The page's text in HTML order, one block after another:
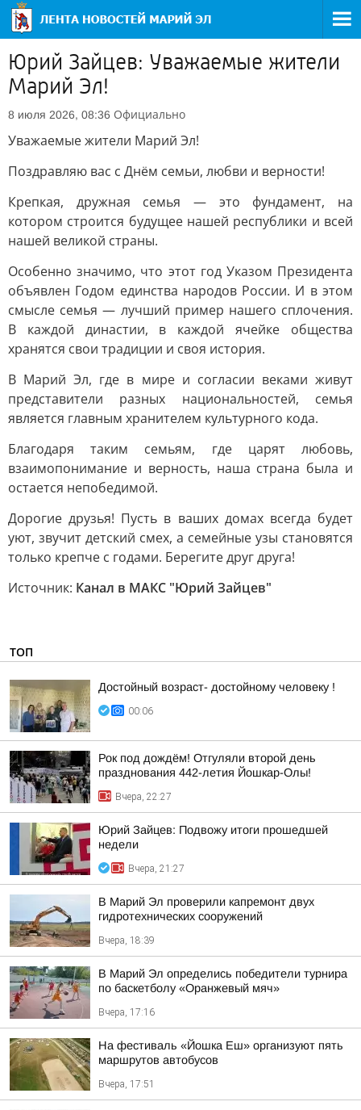
Юрий Зайцев: Уважаемые жители
Марий Эл!
8 июля 2026, 08:36 Официально
Уважаемые жители Марий Эл!
Поздравляю вас с Днём семьи, любви и верности!
Крепкая, дружная семья — это фундамент, на
котором строится будущее нашей республики и всей
нашей великой страны.
Особенно значимо, что этот год Указом Президента
объявлен Годом единства народов России. И в этом
смысле семья — лучший пример нашего сплочения.
В каждой династии, в каждой ячейке общества
хранятся свои традиции и своя история.
В Марий Эл, где в мире и согласии веками живут
представители разных национальностей, семья
является главным хранителем культурного кода.
Благодаря таким семьям, где царят любовь,
взаимопонимание и верность, наша страна была и
остается непобедимой.
Дорогие друзья! Пусть в ваших домах всегда будет
уют, звучит детский смех, а семейные узы становятся
только крепче с годами. Берегите друг друга!
Источник: Канал в МАКС "Юрий Зайцев"
ТОП
Достойный возраст- достойному человеку !
00:06
Рок под дождём! Отгуляли второй день
празднования 442-летия Йошкар-Олы!
Вчера, 22:27
Юрий Зайцев: Подвожу итоги прошедшей
недели
Вчера, 21:27
В Марий Эл проверили капремонт двух
гидротехнических сооружений
Вчера, 18:39
В Марий Эл определись победители турнира
по баскетболу «Оранжевый мяч»
Вчера, 17:16
На фестиваль «Йошка Еш» организуют пять
маршрутов автобусов
Вчера, 17:51